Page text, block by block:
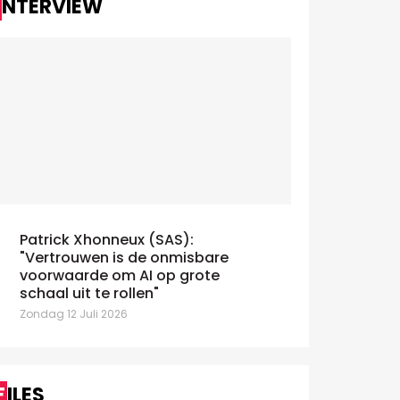
Valérie Morfitis over 'Pulse of
Belgians' studie van BPX
Woensdag 3 Juni 2026
INTERVIEW
Patrick Xhonneux (SAS):
"Vertrouwen is de onmisbare
voorwaarde om AI op grote
schaal uit te rollen"
Zondag 12 Juli 2026